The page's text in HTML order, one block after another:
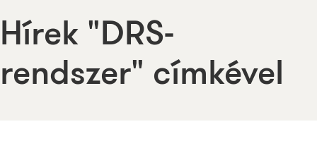
Hírek "DRS-
rendszer" címkével